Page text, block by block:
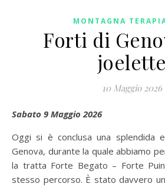
MONTAGNA
Forti di
joelette
10 Maggio 2026
Sabato 9 Maggio 2026
Oggi si è conclusa una splendida
Genova, durante la quale abbiamo
la tratta Forte Begato – Forte
stesso percorso. È stato davvero